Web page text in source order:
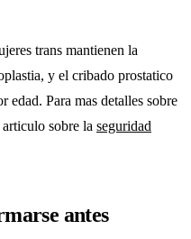
trans mantienen la
y el cribado prostatico
edad. Para mas detalles sobre
sobre la seguridad
antes